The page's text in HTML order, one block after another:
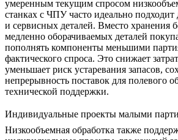
умеренным текущим спросом
станках с ЧПУ часто идеально подходит
и сервисных деталей. Вместо хранения
медленно оборачиваемых деталей
пополнять компоненты меньшими
фактического спроса. Это снижает
уменьшает риск устаревания запасов,
непрерывность поставок для полевого
технической поддержки.
Индивидуальные проекты малыми
Низкообъемная обработка также